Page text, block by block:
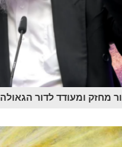
מחזק ומעודד לדור הגאולה